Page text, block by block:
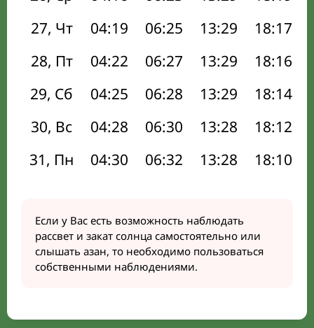
27, Чт
04:19 06:25 13:29 18:17
28, Пт
04:22 06:27 13:29 18:16
29, Сб
04:25 06:28 13:29 18:14
30, Вс
04:28 06:30 13:28 18:12
31, Пн
04:30 06:32 13:28 18:10
Если у Вас есть возможность наблюдать
рассвет и закат солнца самостоятельно или
слышать азан, то необходимо пользоваться
собственными наблюдениями.